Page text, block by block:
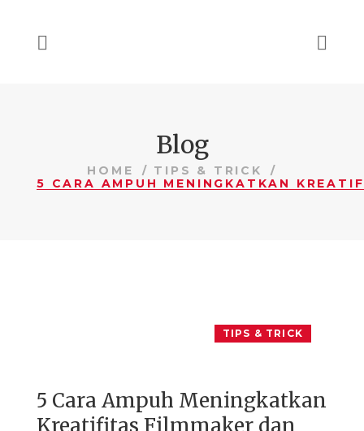
Blog
HOME TIPS & TRICK
TIPS & TRICK
5 Cara Ampuh Meningkatkan
Kreatifitas Filmmaker dan